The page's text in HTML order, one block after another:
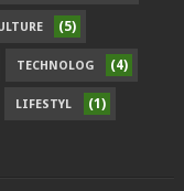
(5)
TECHNOLOG (4)
LIFESTYL (1)